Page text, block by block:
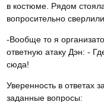
в костюме. Рядом
вопросительно
-Вообще то я
ответную атаку Дэн: -
сюда!
Уверенность в ответах
заданные вопросы: